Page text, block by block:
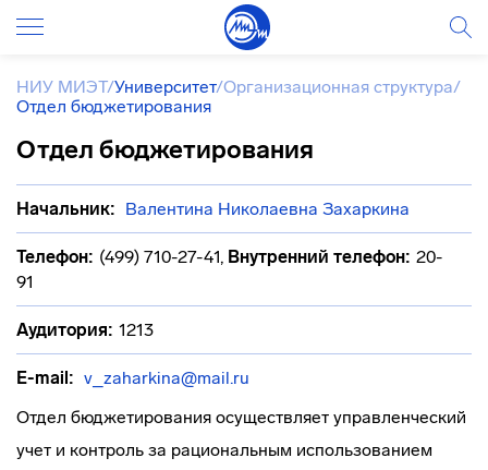
НИУ МИЭТ/Университет/Организационная структура/
Отдел бюджетирования
Отдел бюджетирования
Начальник: Валентина Николаевна Захаркина
Телефон: (499) 710-27-41, Внутренний телефон: 20-
91
Аудитория: 1213
E-mail: v_zaharkina@mail.ru
Отдел бюджетирования осуществляет управленческий
учет и контроль за рациональным использованием